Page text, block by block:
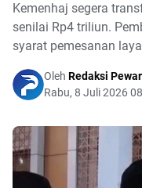
Kemenhaj segera
senilai Rp4 triliun.
syarat pemesanan
Oleh Redaksi
Rabu, 8 Juli 2026